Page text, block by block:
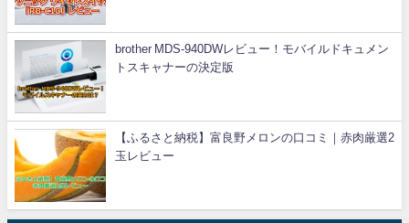
brother MDS-940DWレビュー！モバイルドキュメン
トスキャナーの決定版
【ふるさと納税】富良野メロンの口コミ｜赤肉厳選2
玉レビュー